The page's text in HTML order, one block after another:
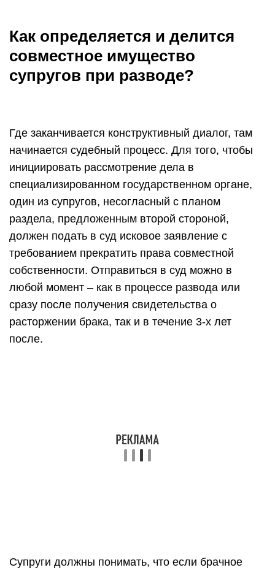
Как определяется и делится
совместное имущество
супругов при разводе?
Где заканчивается конструктивный диалог, там
начинается судебный процесс. Для того, чтобы
инициировать рассмотрение дела в
специализированном государственном органе,
один из супругов, несогласный с планом
раздела, предложенным второй стороной,
должен подать в суд исковое заявление с
требованием прекратить права совместной
собственности. Отправиться в суд можно в
любой момент – как в процессе развода или
сразу после получения свидетельства о
расторжении брака, так и в течение 3-х лет
после.
Супруги должны понимать, что если брачное